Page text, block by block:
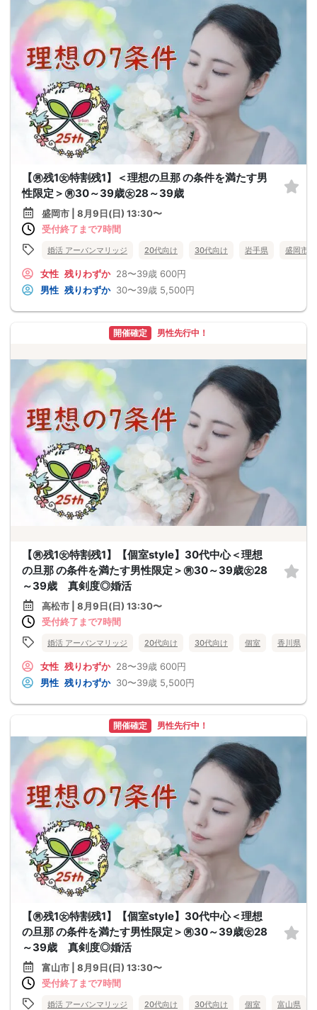
【㊚残1㊛特割残1】＜理想の旦那 の条件を満たす男
性限定＞㊚30～39歳㊛28～39歳
盛岡市 | 8月9日(日) 13:30〜
受付終了まで7時間
婚活 アーバンマリッジ 20代向け 30代向け 岩手県 盛岡市
女性 残りわずか 28〜39歳 600円
男性 残りわずか 30〜39歳 5,500円
開催確定 男性先行中！
【㊚残1㊛特割残1】【個室style】30代中心＜理想
の旦那 の条件を満たす男性限定＞㊚30～39歳㊛28
～39歳 真剣度◎婚活
高松市 | 8月9日(日) 13:30〜
受付終了まで7時間
婚活 アーバンマリッジ 20代向け 30代向け 個室 香川県
女性 残りわずか 28〜39歳 600円
男性 残りわずか 30〜39歳 5,500円
開催確定 男性先行中！
【㊚残1㊛特割残1】【個室style】30代中心＜理想
の旦那 の条件を満たす男性限定＞㊚30～39歳㊛28
～39歳 真剣度◎婚活
富山市 | 8月9日(日) 13:30〜
受付終了まで7時間
婚活 アーバンマリッジ 20代向け 30代向け 個室 富山県